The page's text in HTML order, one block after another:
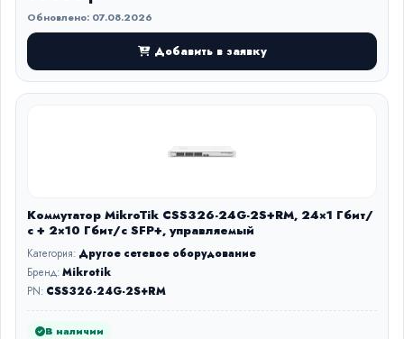
Обновлено: 07.08.2026
Добавить в заявку
Коммутатор MikroTik CSS326-24G-2S+RM, 24×1 Гбит/
с + 2×10 Гбит/с SFP+, управляемый
Категория: Другое сетевое оборудование
Бренд:Mikrotik
PN: CSS326-24G-2S+RM
В наличии